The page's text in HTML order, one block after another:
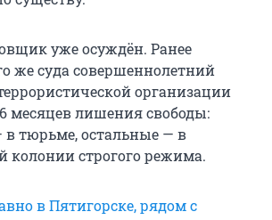
уже осуждён. Ранее
же суда совершеннолетний
организации
месяцев лишения свободы:
в тюрьме, остальные — в
колонии строгого режима.
в Пятигорске, рядом с